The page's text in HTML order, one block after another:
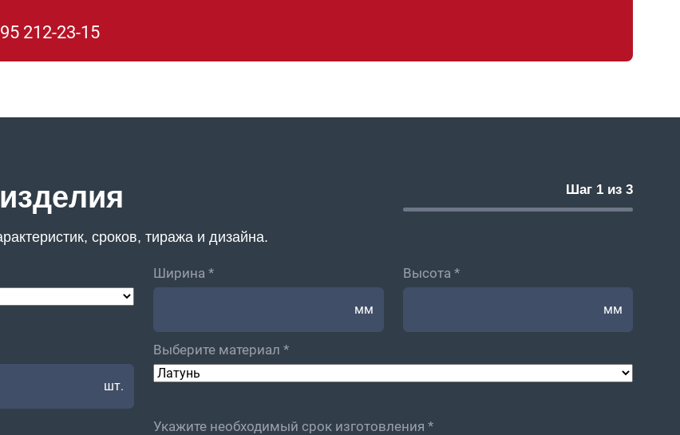
212-23-15
Шаг 1 из 3
сроков, тиража и дизайна.
Ширина *
мм
Высота *
мм
шт.
Выберите материал *
Укажите необходимый срок изготовления *